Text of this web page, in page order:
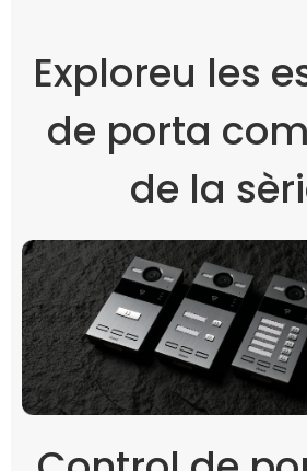
Exploreu les
de porta
de la